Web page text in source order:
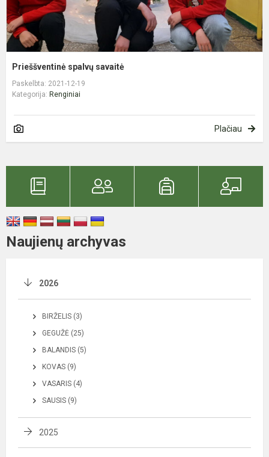
Prieššventinė spalvų savaitė
Paskelbta: 2021-12-19
Kategorija: Renginiai
Plačiau
Naujienų archyvas
2026
BIRŽELIS (3)
GEGUŽĖ (25)
BALANDIS (5)
KOVAS (9)
VASARIS (4)
SAUSIS (9)
2025